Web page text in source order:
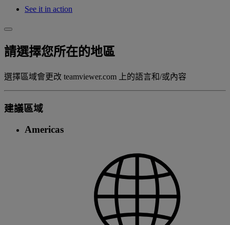
See it in action
請選擇您所在的地區
選擇區域會更改 teamviewer.com 上的語言和/或內容
建議區域
Americas